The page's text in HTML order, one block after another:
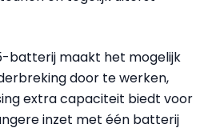
batterij maakt het mogelijk
door te werken,
extra capaciteit biedt voor
inzet met één batterij